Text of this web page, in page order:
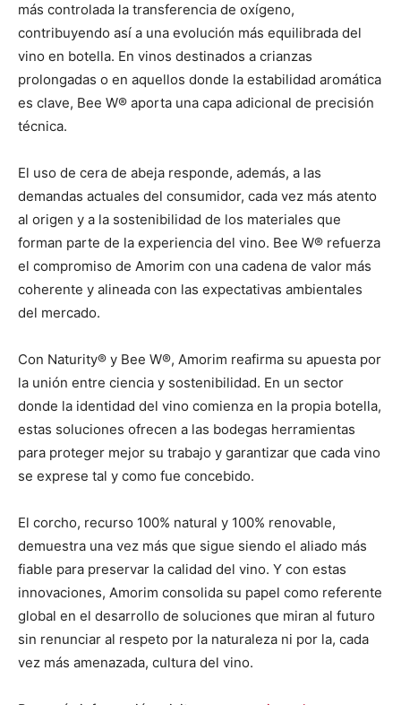
más controlada la transferencia de oxígeno,
contribuyendo así a una evolución más equilibrada del
vino en botella. En vinos destinados a crianzas
prolongadas o en aquellos donde la estabilidad aromática
es clave, Bee W® aporta una capa adicional de precisión
técnica.
El uso de cera de abeja responde, además, a las
demandas actuales del consumidor, cada vez más atento
al origen y a la sostenibilidad de los materiales que
forman parte de la experiencia del vino. Bee W® refuerza
el compromiso de Amorim con una cadena de valor más
coherente y alineada con las expectativas ambientales
del mercado.
Con Naturity® y Bee W®, Amorim reafirma su apuesta por
la unión entre ciencia y sostenibilidad. En un sector
donde la identidad del vino comienza en la propia botella,
estas soluciones ofrecen a las bodegas herramientas
para proteger mejor su trabajo y garantizar que cada vino
se exprese tal y como fue concebido.
El corcho, recurso 100% natural y 100% renovable,
demuestra una vez más que sigue siendo el aliado más
fiable para preservar la calidad del vino. Y con estas
innovaciones, Amorim consolida su papel como referente
global en el desarrollo de soluciones que miran al futuro
sin renunciar al respeto por la naturaleza ni por la, cada
vez más amenazada, cultura del vino.